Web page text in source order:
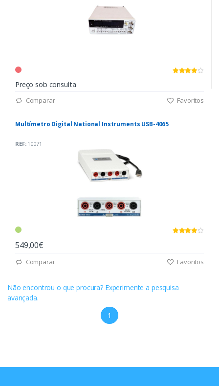
Preço sob consulta
Comparar Favoritos
Multímetro Digital National Instruments USB-4065
REF:10071
549,00€
Comparar Favoritos
Não encontrou o que procura? Experimente a pesquisa
avançada.
1